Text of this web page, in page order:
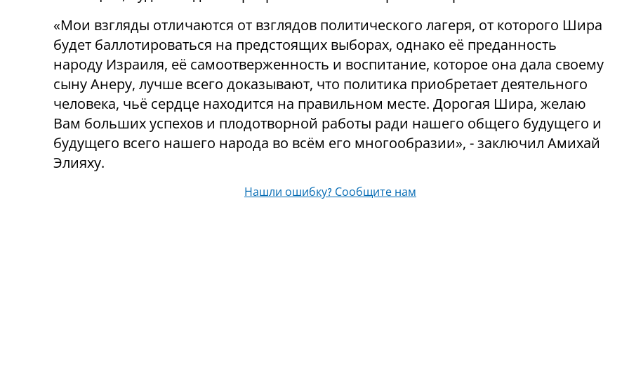
«Мои взгляды отличаются от взглядов политического лагеря, от которого Шира
будет баллотироваться на предстоящих выборах, однако её преданность
народу Израиля, её самоотверженность и воспитание, которое она дала своему
сыну Анеру, лучше всего доказывают, что политика приобретает деятельного
человека, чьё сердце находится на правильном месте. Дорогая Шира, желаю
Вам больших успехов и плодотворной работы ради нашего общего будущего и
будущего всего нашего народа во всём его многообразии», - заключил Амихай
Элияху.
Нашли ошибку? Сообщите нам